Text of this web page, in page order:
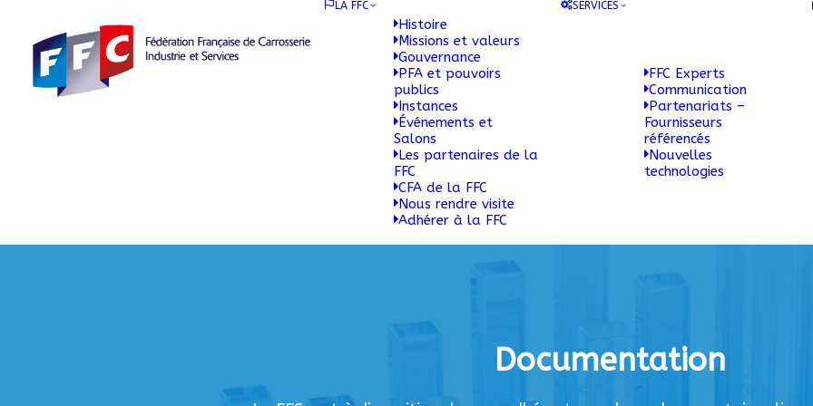
LA FFC
Histoire
Missions et valeurs
Gouvernance
PFA et pouvoirs
publics
Instances
Événements et
Salons
Les partenaires de la
FFC
CFA de la FFC
Nous rendre visite
Adhérer à la FFC
SERVICES
FFC Experts
Communication
Partenariats –
Fournisseurs
référencés
Nouvelles
technologies
Documentation